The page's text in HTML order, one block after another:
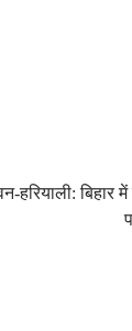
हरियाली: बिहार